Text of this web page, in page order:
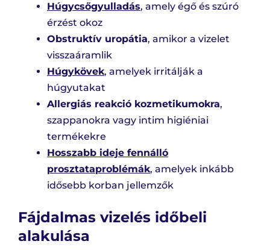
Húgycsőgyulladás, amely égő és szúró
érzést okoz
Obstruktív uropátia, amikor a vizelet
visszaáramlik
Húgykövek, amelyek irritálják a
húgyutakat
Allergiás reakció kozmetikumokra,
szappanokra vagy intim higiéniai
termékekre
Hosszabb ideje fennálló
prosztataproblémák, amelyek inkább
idősebb korban jellemzők
Fájdalmas vizelés időbeli
alakulása